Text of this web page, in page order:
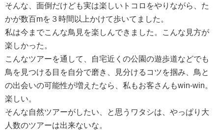
そんな、面倒だけども実は楽しいトコロをやりながら、た
かが数百mを３時間以上かけて歩いてました。
私は今までこんな鳥見を楽しんできました。こんな見方が
楽しかった。
こんなツアーを通して、自宅近くの公園の遊歩道などでも
鳥を見つける目を自分で磨き、見分けるコツを掴み、鳥と
の出会いの可能性が増えたなら、私もお客さんもwin-win。
楽しい。
そんな自然ツアーがしたい、と思うワタシは、やっぱり大
人数のツアーは出来ないな。